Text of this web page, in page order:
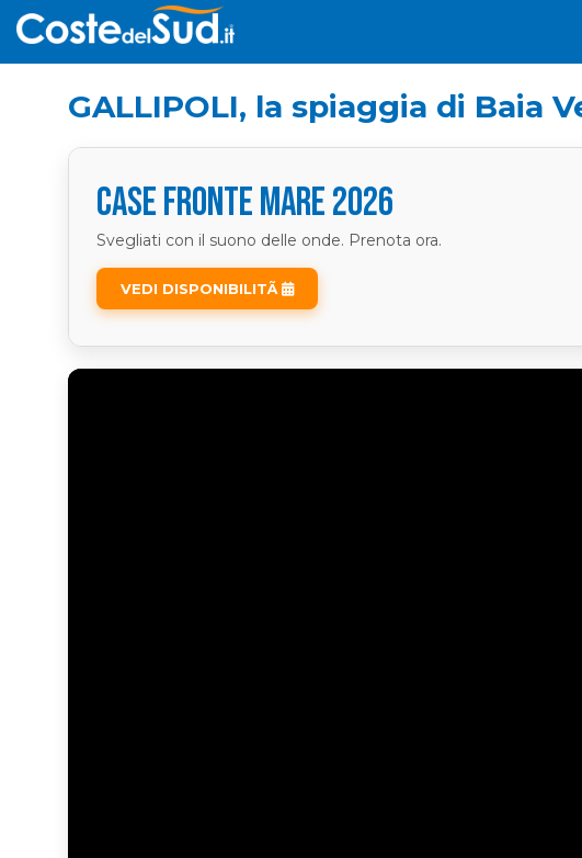
GALLIPOLI, la spiaggia di Baia
CASE FRONTE MARE 2026
Svegliati con il suono delle onde. Prenota ora.
VEDI DISPONIBILITÃ